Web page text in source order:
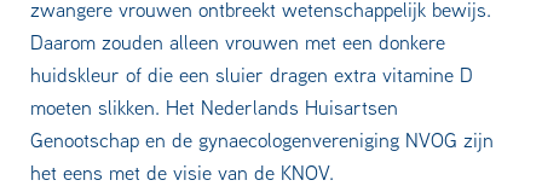
zwangere vrouwen ontbreekt wetenschappelijk bewijs.
Daarom zouden alleen vrouwen met een donkere
huidskleur of die een sluier dragen extra vitamine D
moeten slikken. Het Nederlands Huisartsen
Genootschap en de gynaecologenvereniging NVOG zijn
het eens met de visie van de KNOV.